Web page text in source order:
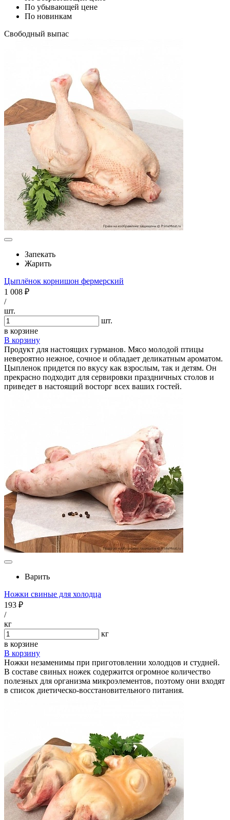
По убывающей цене
По новинкам
Свободный выпас
Запекать
Жарить
Цыплёнок корнишон фермерский
1 008 ₽
/
шт.
шт.
в корзине
В корзину
Продукт для настоящих гурманов. Мясо молодой птицы
невероятно нежное, сочное и обладает деликатным ароматом.
Цыпленок придется по вкусу как взрослым, так и детям. Он
прекрасно подходит для сервировки праздничных столов и
приведет в настоящий восторг всех ваших гостей.
Варить
Ножки свиные для холодца
193 ₽
/
кг
кг
в корзине
В корзину
Ножки незаменимы при приготовлении холодцов и студней.
В составе свиных ножек содержится огромное количество
полезных для организма микроэлементов, поэтому они входят
в список диетическо-восстановительного питания.